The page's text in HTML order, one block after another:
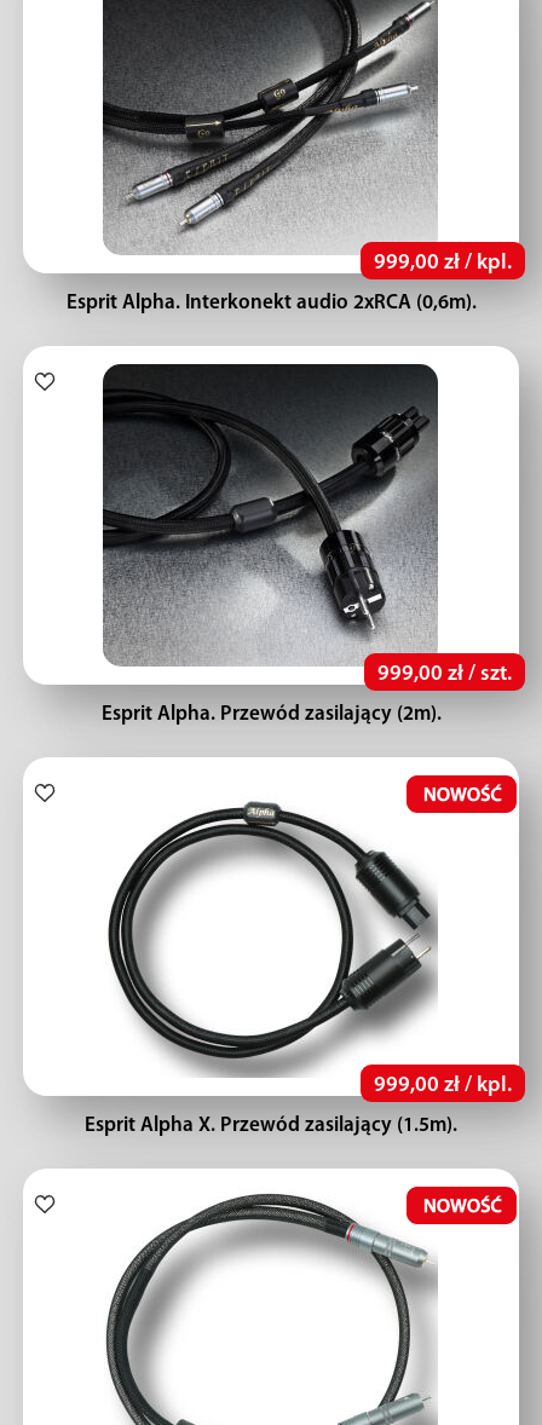
999,00 zł / kpl.
Esprit Alpha. Interkonekt audio 2xRCA (0,6m).
999,00 zł / szt.
Esprit Alpha. Przewód zasilający (2m).
999,00 zł / kpl.
Esprit Alpha X. Przewód zasilający (1.5m).